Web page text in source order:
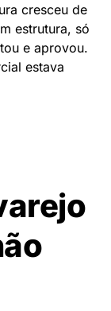
cresceu de
estrutura, só
e aprovou.
estava